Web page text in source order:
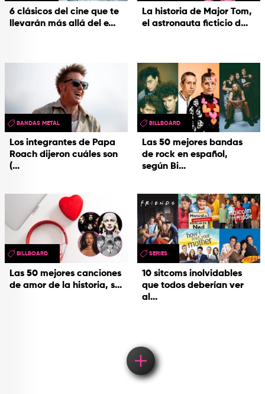
6 clásicos del cine que te
llevarán más allá del e...
La historia de Major Tom,
el astronauta ficticio d...
Los integrantes de Papa
Roach dijeron cuáles son
(...
BANDAS METAL
Las 50 mejores bandas
de rock en español,
según Bi...
BILLBOARD
Las 50 mejores canciones
de amor de la historia, s...
BILLBOARD
10 sitcoms inolvidables
que todos deberían ver
al...
SERIES
Load More